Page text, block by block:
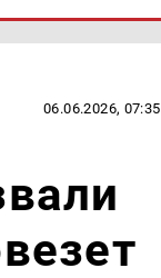
06.06.2026, 07:35